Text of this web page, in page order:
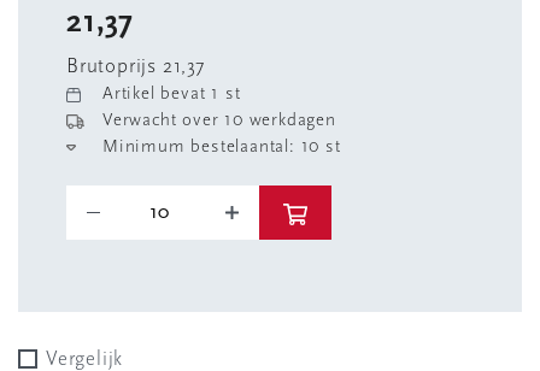
21,37
Brutoprijs 21,37
Artikel bevat 1 st
Verwacht over 10 werkdagen
Minimum bestelaantal: 10 st
Vergelijk